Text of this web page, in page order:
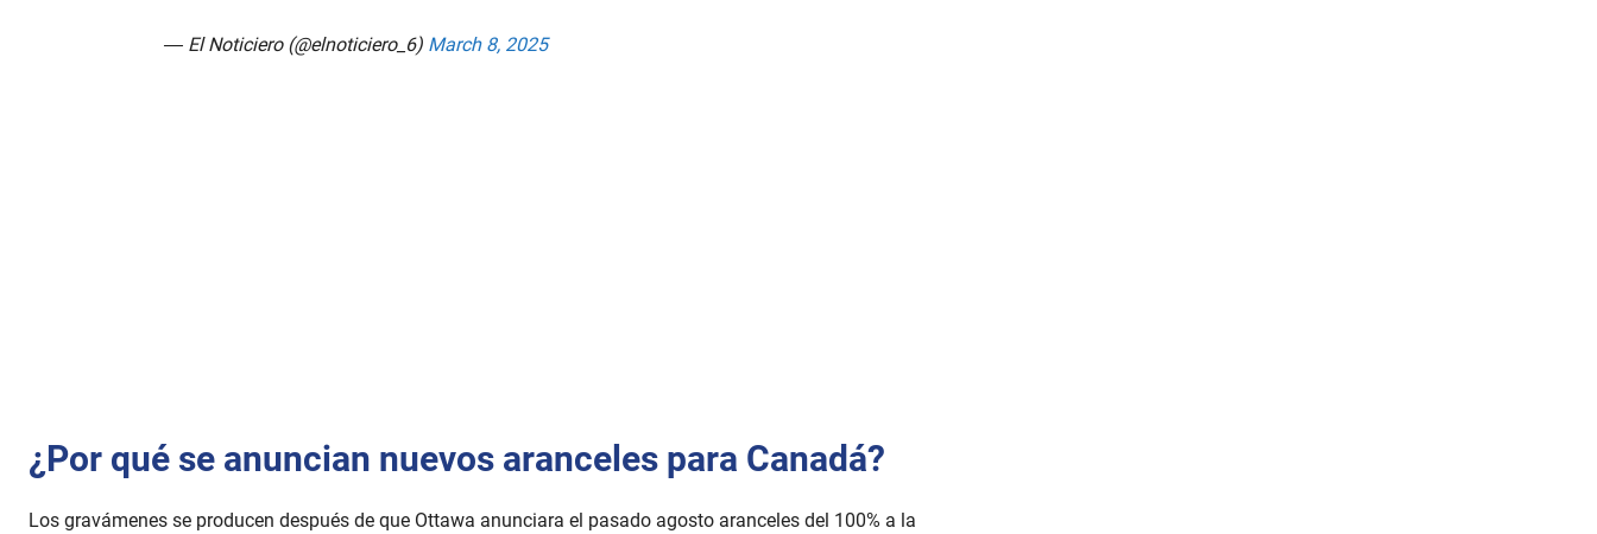
— El Noticiero (@elnoticiero_6) March 8, 2025
¿Por qué se anuncian nuevos aranceles para Canadá?
Los gravámenes se producen después de que Ottawa anunciara el pasado agosto aranceles del 100% a la